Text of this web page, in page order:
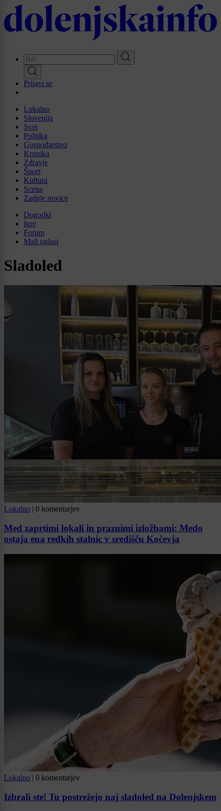
Skip
to
main
Prijavi se
Lokalno
Slovenija
Svet
Politika
Gospodarstvo
Kronika
Zdravje
Šport
Kultura
Scena
Zadnje novice
Dogodki
Igre
Forum
Mali oglasi
Sladoled
Lokalno 0 komentarjev
Med zaprtimi lokali in praznimi izložbami: Medo
ostaja ena redkih stalnic v središču Kočevja
Lokalno | 0 komentarjev
Izbrali ste! Tu postrežejo naj sladoled na Dolenjskem